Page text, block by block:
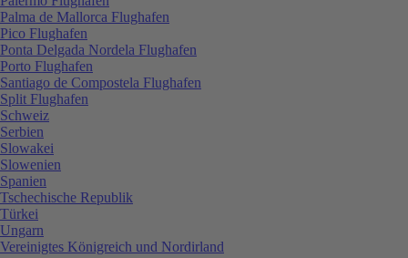
Palma de Mallorca Flughafen
Pico Flughafen
Ponta Delgada Nordela Flughafen
Porto Flughafen
Santiago de Compostela Flughafen
Split Flughafen
Schweiz
Serbien
Slowakei
Slowenien
Spanien
Tschechische Republik
Türkei
Ungarn
Vereinigtes Königreich und Nordirland